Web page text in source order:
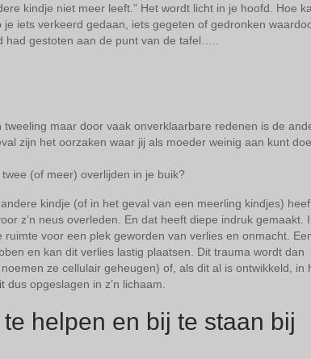
kindje niet meer leeft.” Het wordt licht in je hoofd. Hoe
iets verkeerd gedaan, iets gegeten of gedronken
had gestoten aan de punt van de tafel…..
maar door vaak onverklaarbare redenen is de
zijn het oorzaken waar jij als moeder weinig aan kunt
(of meer) overlijden in je buik?
kindje (of in het geval van een meerling kindjes)
z’n neus overleden. En dat heeft diepe indruk gemaakt.
voor een plek geworden van verlies en onmacht.
en kan dit verlies lastig plaatsen. Dit trauma wordt dan
ze cellulair geheugen) of, als dit al is ontwikkeld, in
opgeslagen in z’n lichaam.
helpen en bij te staan bij